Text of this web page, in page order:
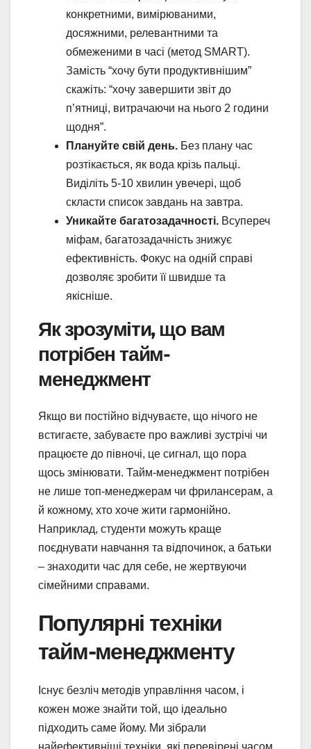
конкретними, вимірюваними,
досяжними, релевантними та
обмеженими в часі (метод SMART).
Замість “хочу бути продуктивнішим”
скажіть: “хочу завершити звіт до
п’ятниці, витрачаючи на нього 2 години
щодня”.
Плануйте свій день. Без плану час
розтікається, як вода крізь пальці.
Виділіть 5-10 хвилин увечері, щоб
скласти список завдань на завтра.
Уникайте багатозадачності. Всупереч
міфам, багатозадачність знижує
ефективність. Фокус на одній справі
дозволяє зробити її швидше та
якісніше.
Як зрозуміти, що вам
потрібен тайм-
менеджмент
Якщо ви постійно відчуваєте, що нічого не
встигаєте, забуваєте про важливі зустрічі чи
працюєте до півночі, це сигнал, що пора
щось змінювати. Тайм-менеджмент потрібен
не лише топ-менеджерам чи фрилансерам, а
й кожному, хто хоче жити гармонійно.
Наприклад, студенти можуть краще
поєднувати навчання та відпочинок, а батьки
– знаходити час для себе, не жертвуючи
сімейними справами.
Популярні техніки
тайм-менеджменту
Існує безліч методів управління часом, і
кожен може знайти той, що ідеально
підходить саме йому. Ми зібрали